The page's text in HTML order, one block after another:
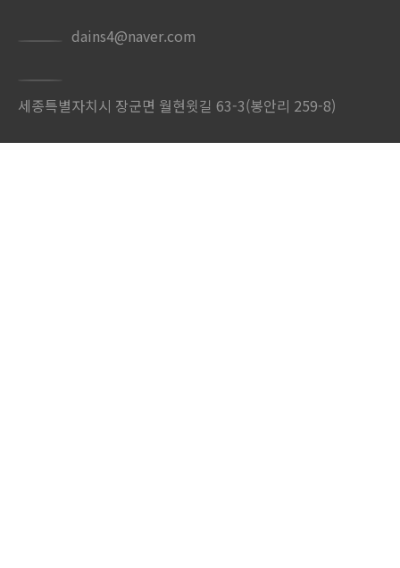
dains4@naver.com
세종특별자치시 장군면 월현윗길 63-3(봉안리 259-8)